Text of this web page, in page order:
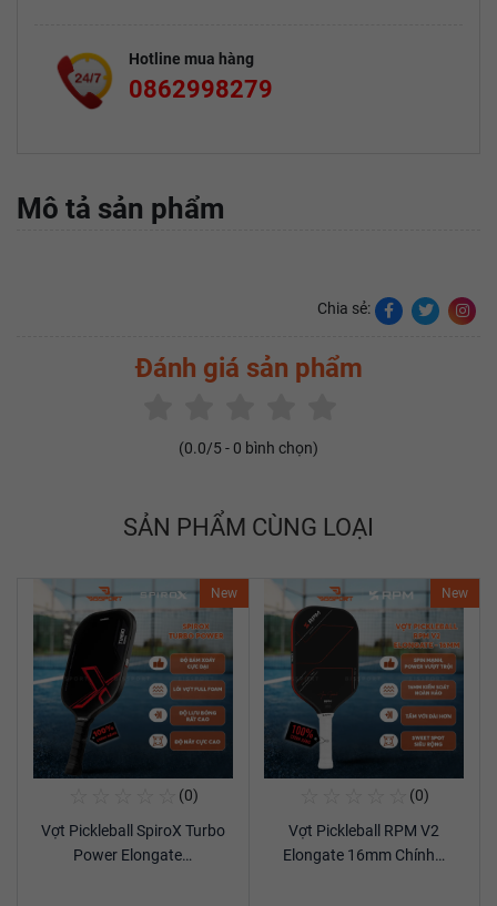
Hotline mua hàng
0862998279
Mô tả sản phẩm
Chia sẻ:
Đánh giá sản phẩm
(0.0/5 - 0 bình chọn)
SẢN PHẨM CÙNG LOẠI
New
Xem chi tiết
(0)
Vợt Pickleball SpiroX Turbo
Power Elongate…
New
(0)
Vợt Pickleball RPM V2
Elongate 16mm Chính…